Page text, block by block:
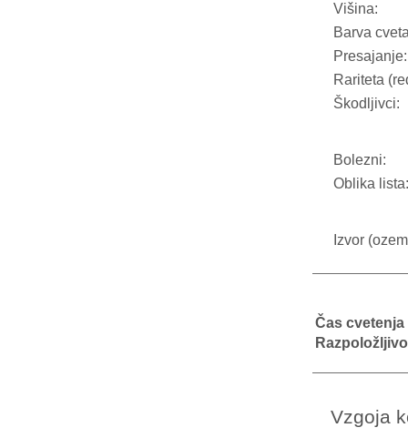
Višina:
Barva
Presajanje:
Rariteta
Škodljivci:
Bolezni:
Oblika lista:
Izvor
Čas cvetenja
Vzgoja